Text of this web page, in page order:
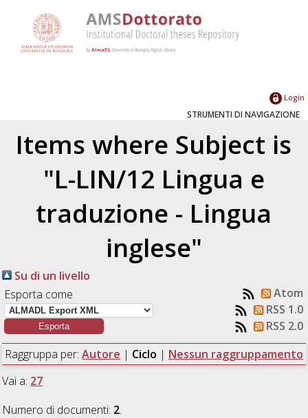
Login
STRUMENTI DI NAVIGAZIONE
Items where Subject is
"L-LIN/12 Lingua e
traduzione - Lingua
inglese"
Su di un livello
Esporta come
Atom
RSS 1.0
RSS 2.0
Raggruppa per: Autore | Ciclo | Nessun raggruppamento
Vai a: 27
Numero di documenti: 2.